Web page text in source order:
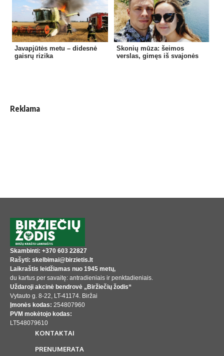
Javapjūtės metu – didesnė
gaisrų rizika
Skonių mūza: šeimos
verslas, gimęs iš svajonės
Reklama
Skambinti: +370 603 22827
Rašyti: skelbimai@birzietis.lt
Laikraštis leidžiamas nuo 1945 metų,
du kartus per savaitę: antradieniais ir penktadieniais.
Uždaroji akcinė bendrovė „Biržiečių žodis“
Vytauto g. 8-22, LT-41174. Biržai
Įmonės kodas: 254807960
PVM mokėtojo kodas:
LT548079610
KONTAKTAI
PRENUMERATA